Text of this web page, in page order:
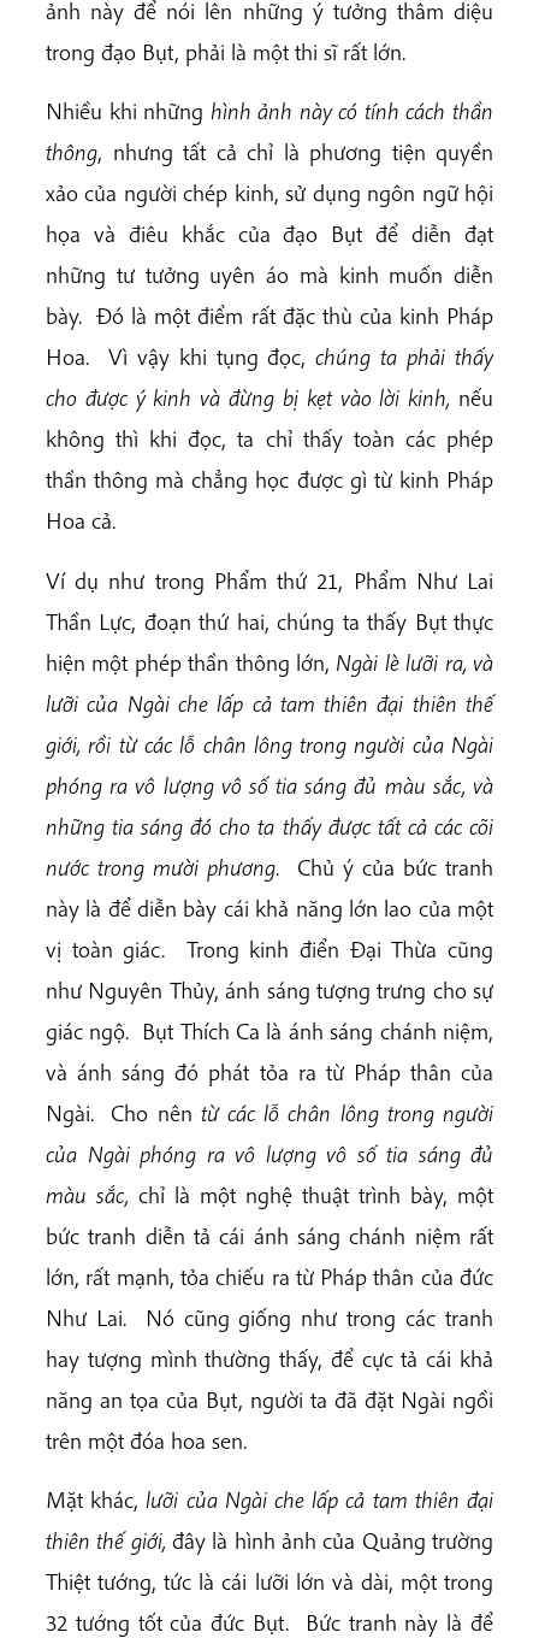
ảnh này để nói lên những ý tưởng thâm diệu
trong đạo Bụt, phải là một thi sĩ rất lớn.
Nhiều khi những hình ảnh này có tính cách thần
thông, nhưng tất cả chỉ là phương tiện quyền
xảo của người chép kinh, sử dụng ngôn ngữ hội
họa và điêu khắc của đạo Bụt để diễn đạt
những tư tưởng uyên áo mà kinh muốn diễn
bày. Đó là một điểm rất đặc thù của kinh Pháp
Hoa. Vì vậy khi tụng đọc,chúng ta phải thấy
cho được ý kinh và đừng bị kẹt vào lời kinh, nếu
không thì khi đọc, ta chỉ thấy toàn các phép
thần thông mà chẳng học được gì từ kinh Pháp
Hoa cả.
Ví dụ như trong Phẩm thứ 21, Phẩm Như Lai
Thần Lực, đoạn thứ hai, chúng ta thấy Bụt thực
hiện một phép thần thông lớn, Ngài lè lưỡi ra, và
lưỡi của Ngài che lấp cả tam thiên đại thiên thế
giới, rồi từ các lỗ chân lông trong người của Ngài
phóng ra vô lượng vô số tia sáng đủ màu sắc, và
những tia sáng đó cho ta thấy được tất cả các cõi
nước trong mười phương. Chủ ý của bức tranh
này là để diễn bày cái khả năng lớn lao của một
vị toàn giác. Trong kinh điển Đại Thừa cũng
như Nguyên Thủy, ánh sáng tượng trưng cho sự
giác ngộ. Bụt Thích Ca là ánh sáng chánh niệm,
và ánh sáng đó phát tỏa ra từ Pháp thân của
Ngài. Cho nên từ các lỗ chân lông trong người
của Ngài phóng ra vô lượng vô số tia sáng đủ
màu sắc, chỉ là một nghệ thuật trình bày, một
bức tranh diễn tả cái ánh sáng chánh niệm rất
lớn, rất mạnh, tỏa chiếu ra từ Pháp thân của đức
Như Lai. Nó cũng giống như trong các tranh
hay tượng mình thường thấy, để cực tả cái khả
năng an tọa của Bụt, người ta đã đặt Ngài ngồi
trên một đóa hoa sen.
Mặt khác, lưỡi của Ngài che lấp cả tam thiên đại
thiên thế giới, đây là hình ảnh của Quảng trường
Thiệt tướng, tức là cái lưỡi lớn và dài, một trong
32 tướng tốt của đức Bụt. Bức tranh này là để